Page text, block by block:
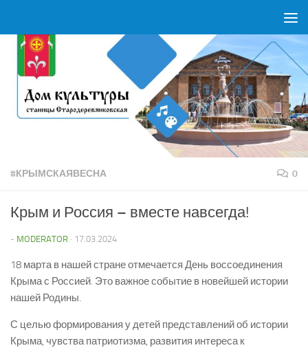
#КРЫМСКАЯВЕСНА 0
Крым и Россия – вместе навсегда!
- MODERATOR · 17.03.2024
18 марта в нашей стране отмечается День воссоединения
Крыма с Россией. Это важное событие в новейшей истории
нашей Родины.
С целью формирования у детей представлений об истории
Крыма, чувства патриотизма, развития интереса к